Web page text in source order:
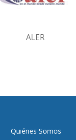
ALER
Quiénes Somos